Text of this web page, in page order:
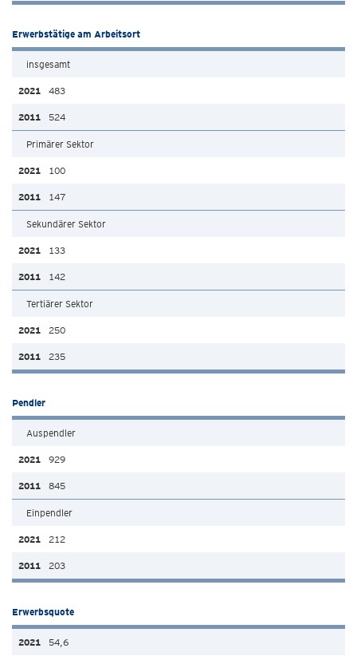
Erwerbstätige am Arbeitsort
insgesamt
483
524
Primärer Sektor
100
147
Sekundärer Sektor
133
142
Tertiärer Sektor
250
235
Pendler
Auspendler
929
845
Einpendler
212
203
Erwerbsquote
54,6